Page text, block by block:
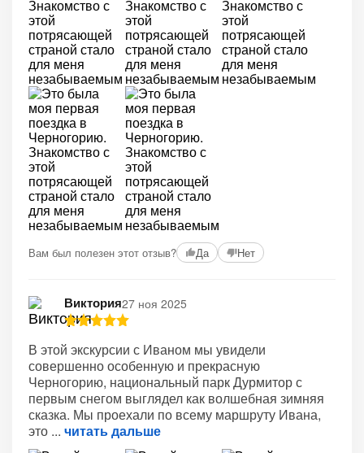
Вам был полезен этот отзыв? Да Нет
Виктория27 ноя 2025
В этой экскурсии с Иваном мы увидели
совершенно особенную и прекрасную
Черногорию, национальный парк Дурмитор с
первым снегом выглядел как волшебная зимняя
сказка. Мы проехали по всему маршруту Ивана,
это
читать дальше